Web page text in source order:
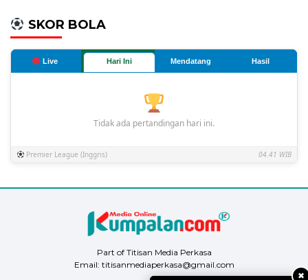
SKOR BOLA
Live Hari Ini Mendatang Hasil
Tidak ada pertandingan hari ini.
Premier League (Inggris) 04.41 WIB
✖
Part of Titisan Media Perkasa
Email: titisanmediaperkasa@gmail.com